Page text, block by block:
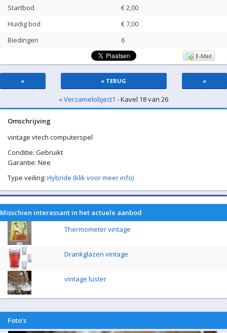
Startbod
€ 2,00
Huidig bod
€7,00
Biedingen
6
E-Mail
« « TERUG »
« Verzamelobject1 - Kavel 18 van 26
Omschrijving
vintage vtech computerspel
Conditie: Gebruikt
Garantie: Nee
Type veiling: Hybride (klik voor meer info)
Misschien interessant in het actuele aanbod
Thermometer vintage
Drankglazen vintage
vintage luster
Foto's